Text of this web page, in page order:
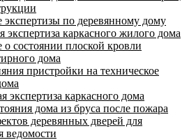
экспертизы по деревянному дому
экспертиза каркасного жилого дома
о состоянии плоской кровли
дома
пристройки на техническое
экспертиза каркасного дома
дома из бруса после пожара
деревянных дверей для
ведомости